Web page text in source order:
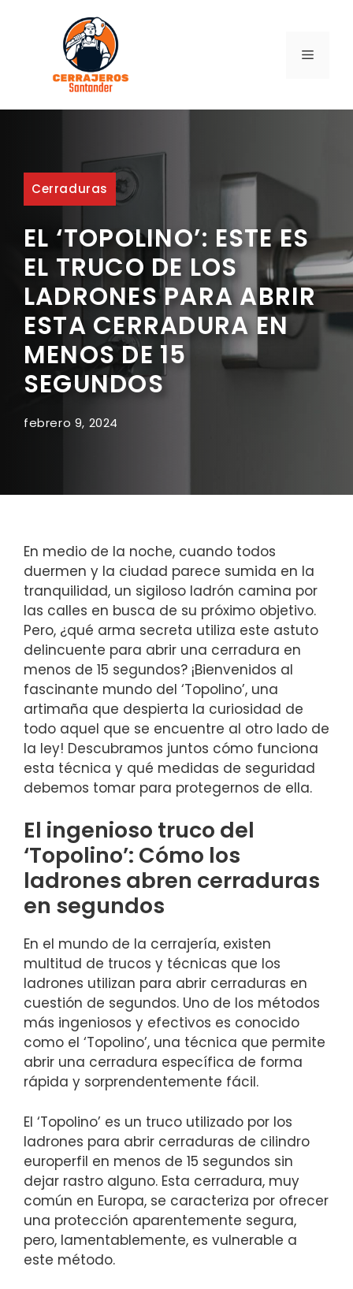
contenido
MENÚ
Cerraduras
EL ‘TOPOLINO’: ESTE ES
EL TRUCO DE LOS
LADRONES PARA ABRIR
ESTA CERRADURA EN
MENOS DE 15
SEGUNDOS
febrero 9, 2024
En medio de la noche, ⁣cuando todos⁢
duermen y la ciudad parece sumida ⁣en ⁣la
tranquilidad, ⁢un sigiloso ladrón⁢ camina por
las calles en ⁢busca de su próximo objetivo.
Pero, ¿qué arma secreta utiliza este astuto
delincuente para abrir una cerradura en
menos de 15 ⁣segundos? ¡Bienvenidos al⁣
fascinante mundo del ‘Topolino’, ‍una
artimaña que​ despierta la curiosidad de
⁤todo‌ aquel ‍que se⁢ encuentre al otro lado de
la ley! ⁢Descubramos juntos ⁤cómo funciona
esta⁤ técnica y qué medidas de seguridad
debemos ‍tomar para protegernos de ella.
El ingenioso truco del
‘Topolino’: Cómo los
ladrones abren cerraduras
en segundos
En el mundo de‍ la cerrajería, existen
multitud de trucos‍ y técnicas que los
ladrones⁤ utilizan ⁤para abrir cerraduras en
⁢cuestión de segundos. Uno de los métodos
más ingeniosos y efectivos es conocido
como el ‘Topolino’, una técnica que⁤ permite⁤
abrir una cerradura específica de forma⁣
rápida y⁤ sorprendentemente fácil.
El ‘Topolino’ es un truco utilizado por los
ladrones ‍para abrir cerraduras de cilindro
europerfil en menos​ de 15 segundos sin
dejar rastro alguno.​ Esta cerradura, muy
común ⁢en Europa, se caracteriza por ofrecer
una protección aparentemente segura,⁣
pero, ​lamentablemente, es⁢ vulnerable a
este método.